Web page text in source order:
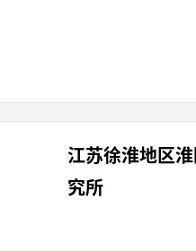
江苏徐淮地区
究所